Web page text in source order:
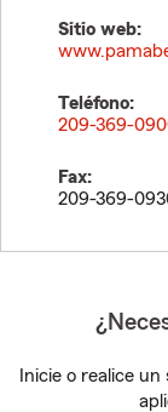
Sitio web:
Teléfono:
209-369-
Fax:
209-369-
Inicie o realice